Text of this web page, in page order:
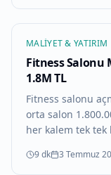
MALIYET & YATIRIM
Fitness Salonu
1.8M TL
Fitness salonu
orta salon
her kalem tek tek
9 dk 3 Temmuz